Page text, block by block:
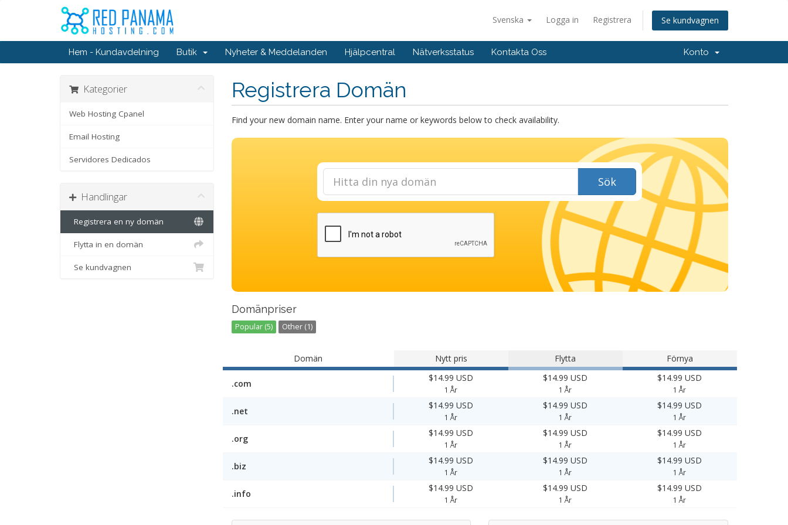
Svenska Logga in Registrera Se kundvagnen
Hem - Kundavdelning Butik Nyheter & Meddelanden Hjälpcentral Nätverksstatus Kontakta Oss Konto
Registrera Domän
Kategorier
Web Hosting Cpanel
Email Hosting
Servidores Dedicados
Handlingar
Registrera en ny domän
Flytta in en domän
Se kundvagnen
Find your new domain name. Enter your name or keywords below to check availability.
Sök
Domänpriser
Popular (5) Other (1)
Domän Nytt pris Flytta Förnya
.com
$14.99 USD
1 År
$14.99 USD
1 År
$14.99 USD
1 År
.net
$14.99 USD
1 År
$14.99 USD
1 År
$14.99 USD
1 År
.org
$14.99 USD
1 År
$14.99 USD
1 År
$14.99 USD
1 År
.biz
$14.99 USD
1 År
$14.99 USD
1 År
$14.99 USD
1 År
.info
$14.99 USD
1 År
$14.99 USD
1 År
$14.99 USD
1 År